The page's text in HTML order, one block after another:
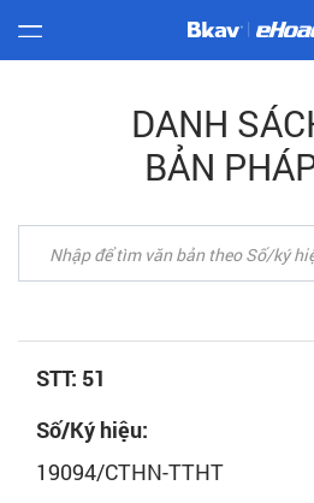
bản
Mẫu
đơn
Tải
DANH
BẢN
STT: 51
Số/Ký hiệu:
19094/CTHN-TTHT